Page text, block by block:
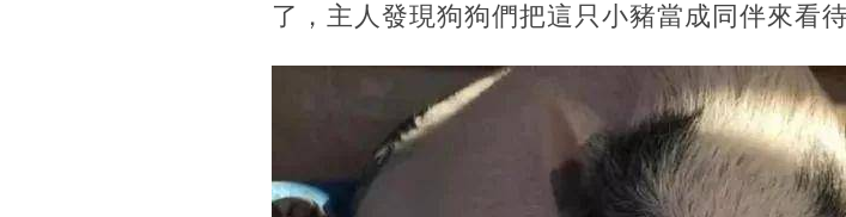
了，主人發現狗狗們把這只小豬當成同伴來看待